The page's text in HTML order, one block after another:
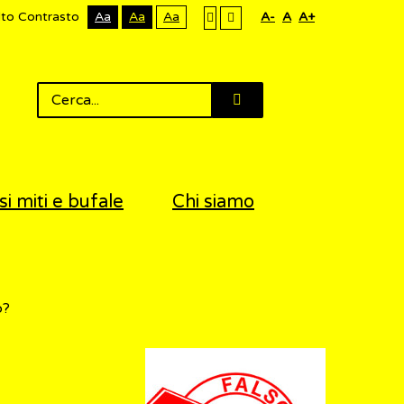
Contrasto Aa Aa Aa A- A A+
miti e bufale Chi siamo